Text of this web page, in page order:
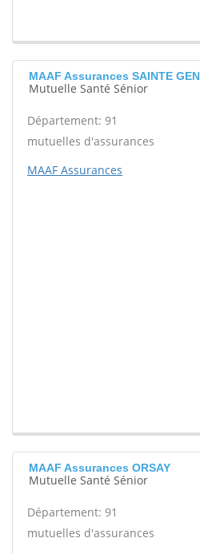
MAAF Assurances SAINTE
Mutuelle Santé Sénior
Département: 91
mutuelles d'assurances
MAAF Assurances
MAAF Assurances ORSAY
Mutuelle Santé Sénior
Département: 91
mutuelles d'assurances